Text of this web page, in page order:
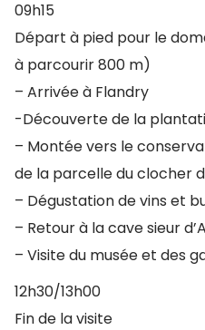
09h15
Départ à pied pour le
à parcourir 800 m)
– Arrivée à Flandry
-Découverte de la
– Montée vers le
de la parcelle du clocher
– Dégustation de vins et
– Retour à la cave sieur
– Visite du musée et des
12h30/13h00
Fin de la visite